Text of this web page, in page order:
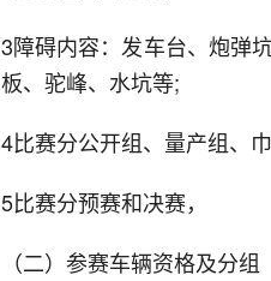
3障碍内容：发车台、炮弹
板、驼峰、水坑等;
4比赛分公开组、量产组、
5比赛分预赛和决赛，
（二）参赛车辆资格及分组